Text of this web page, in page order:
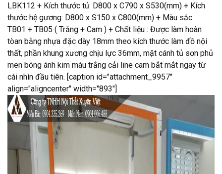
LBK112 + Kích thước tủ: D800 x C790 x S530(mm) + Kích
thước hệ gương: D800 x S150 x C800(mm) + Màu sắc :
TB01 + TB05 ( Trắng + Cam ) + Chất liệu : Được làm hoàn
tòan bằng nhựa đặc dày 18mm theo kích thước làm đồ nội
thất, phần khung xương chịu lực 36mm, mặt cánh tủ sơn phủ
men bóng ánh kim màu trắng cải line cam bắt mắt ngay từ
cái nhìn đầu tiên. [caption id="attachment_9957"
align="aligncenter" width="893"]